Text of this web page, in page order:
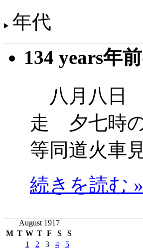
年代
134 years年
八月八日
走 夕七時
等同道火車
続きを読む »
August 1917
M T W T F S S
1 2 3 4
5